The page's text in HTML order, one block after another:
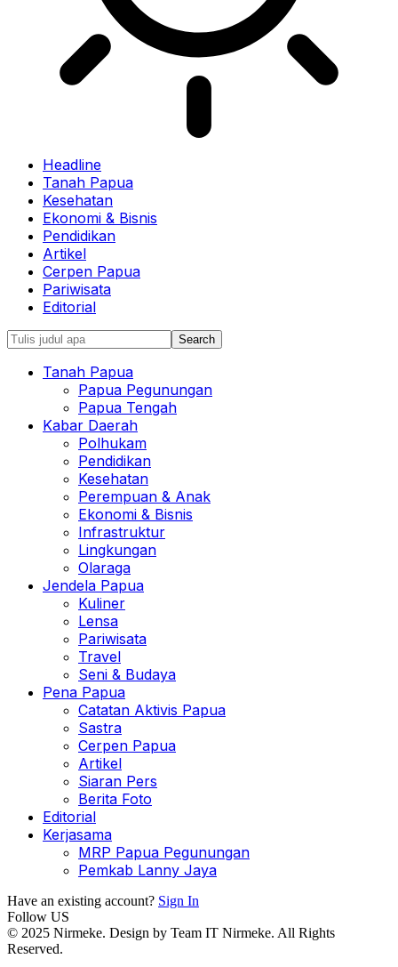
Headline
Tanah Papua
Kesehatan
Ekonomi & Bisnis
Pendidikan
Artikel
Cerpen Papua
Pariwisata
Editorial
Tanah Papua
Papua Pegunungan
Papua Tengah
Kabar Daerah
Polhukam
Pendidikan
Kesehatan
Perempuan & Anak
Ekonomi & Bisnis
Infrastruktur
Lingkungan
Olaraga
Jendela Papua
Kuliner
Lensa
Pariwisata
Travel
Seni & Budaya
Pena Papua
Catatan Aktivis Papua
Sastra
Cerpen Papua
Artikel
Siaran Pers
Berita Foto
Editorial
Kerjasama
MRP Papua Pegunungan
Pemkab Lanny Jaya
Have an existing account? Sign In
Follow US
© 2025 Nirmeke. Design by Team IT Nirmeke. All Rights
Reserved.